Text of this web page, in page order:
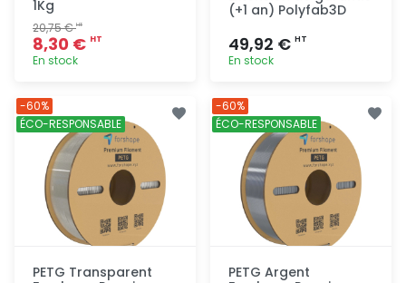
1Kg
20,75 €HT
8,30 € HT
En stock
rapide
(+1 an) Polyfab3D
49,92 € HT
En stock
rapide
PETG Transparent
-60%
ÉCO-RESPONSABLE
PETG Argent
-60%
ÉCO-RESPONSABLE